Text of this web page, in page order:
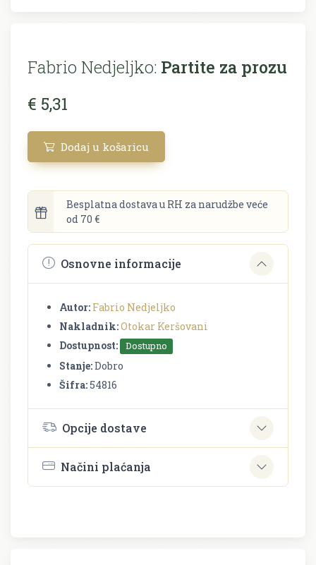
Fabrio Nedjeljko: Partite za prozu
€ 5,31
Dodaj u košaricu
Besplatna dostava u RH za narudžbe veće
od 70 €
Osnovne informacije
Autor: Fabrio Nedjeljko
Nakladnik:Otokar Keršovani
Dostupnost:
Dostupno
Stanje:Dobro
Šifra:54816
Opcije dostave
Načini plaćanja